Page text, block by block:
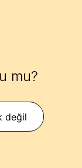
mu?
değil